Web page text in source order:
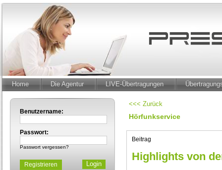
Home Die Agentur LIVE-Übertragungen
Benutzername:
Passwort:
Passwort vergessen?
Registrieren
<<< Zurück
Hörfunkservice
Beitrag
Highlights von